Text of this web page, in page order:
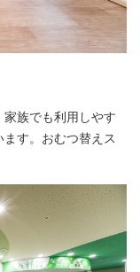
族でも利用しやす
す。おむつ替えス